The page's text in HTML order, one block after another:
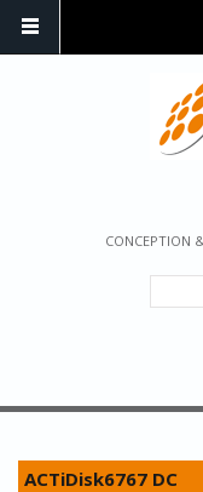
CONCEPTION
ACTiDisk6767 DC